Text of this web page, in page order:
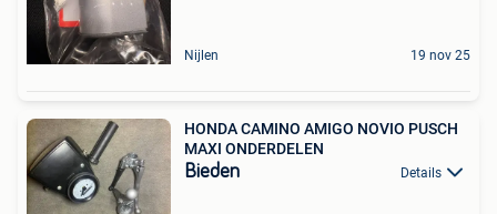
Nijlen 19 nov 25
HONDA CAMINO AMIGO NOVIO PUSCH
MAXI ONDERDELEN
Bieden Details